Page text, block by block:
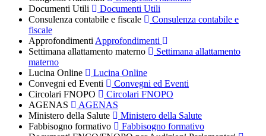
Documenti Utili
Documenti Utili
Consulenza contabile e fiscale
Consulenza contabile e
fiscale
Approfondimenti Approfondimenti
Settimana allattamento materno
Settimana allattamento
materno
Lucina Online
Lucina Online
Convegni ed Eventi
Convegni ed Eventi
Circolari FNOPO
Circolari FNOPO
AGENAS
AGENAS
Ministero della Salute
Ministero della Salute
Fabbisogno formativo
Fabbisogno formativo